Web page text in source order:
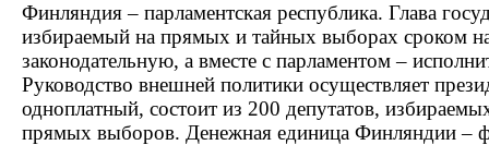
Финляндия – парламентская республика. Глава
избираемый на прямых и тайных выборах сроком
законодательную, а вместе с парламентом –
Руководство внешней политики осуществляет
одноплатный, состоит из 200 депутатов,
прямых выборов. Денежная единица Финляндии –